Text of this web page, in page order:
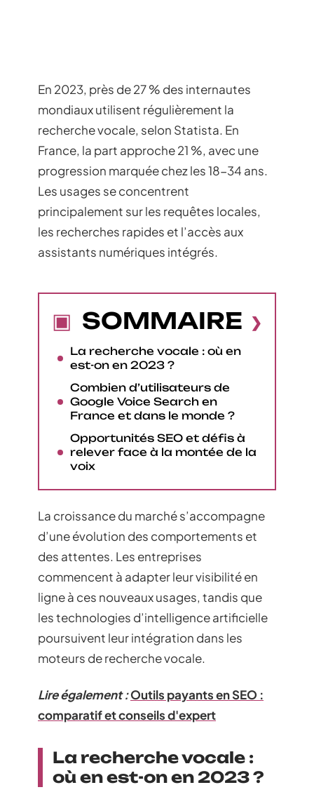
En 2023, près de 27 % des internautes
mondiaux utilisent régulièrement la
recherche vocale, selon Statista. En
France, la part approche 21 %, avec une
progression marquée chez les 18-34 ans.
Les usages se concentrent
principalement sur les requêtes locales,
les recherches rapides et l’accès aux
assistants numériques intégrés.
SOMMAIRE
La recherche vocale : où en
est-on en 2023 ?
Combien d’utilisateurs de
Google Voice Search en
France et dans le monde ?
Opportunités SEO et défis à
relever face à la montée de la
voix
La croissance du marché s’accompagne
d’une évolution des comportements et
des attentes. Les entreprises
commencent à adapter leur visibilité en
ligne à ces nouveaux usages, tandis que
les technologies d’intelligence artificielle
poursuivent leur intégration dans les
moteurs de recherche vocale.
Lire également :Outils payants en SEO :
comparatif et conseils d'expert
La recherche vocale :
où en est-on en 2023 ?